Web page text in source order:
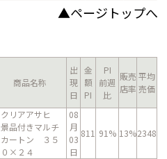
▲ページトップへ
商品名称
出
現
日
金
額
PI
PI
前週
比
販売
店率
平均
売価
クリアアサヒ
景品付きマルチ
カートン ３５
０×２４
08
月
03
日
811 91% 13%2348